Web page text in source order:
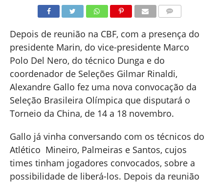
Depois de reunião na CBF, com a presença do
presidente Marin, do vice-presidente Marco
Polo Del Nero, do técnico Dunga e do
coordenador de Seleções Gilmar Rinaldi,
Alexandre Gallo fez uma nova convocação da
Seleção Brasileira Olímpica que disputará o
Torneio da China, de 14 a 18 novembro.
Gallo já vinha conversando com os técnicos do
Atlético Mineiro, Palmeiras e Santos, cujos
times tinham jogadores convocados, sobre a
possibilidade de liberá-los. Depois da reunião